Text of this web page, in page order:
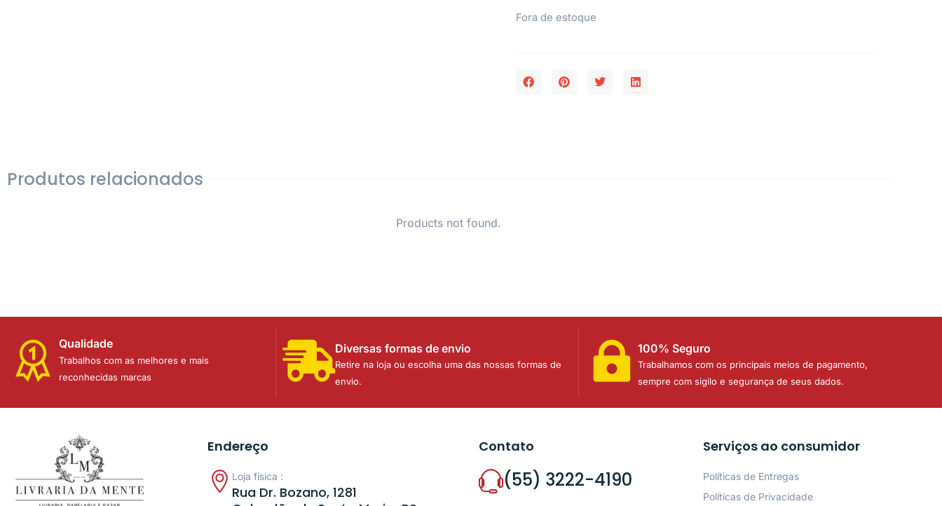
Fora de estoque
Produtos relacionados
Products not found.
Qualidade
Trabalhos com as melhores e mais
reconhecidas marcas
Diversas formas de envio
Retire na loja ou escolha uma das nossas formas de
envio.
100% Seguro
Trabalhamos com os principais meios de pagamento,
sempre com sigilo e segurança de seus dados.
Endereço
Loja física :
Rua Dr. Bozano, 1281
Contato
(55) 3222-4190
Serviços ao consumidor
Políticas de Entregas
Políticas de Privacidade